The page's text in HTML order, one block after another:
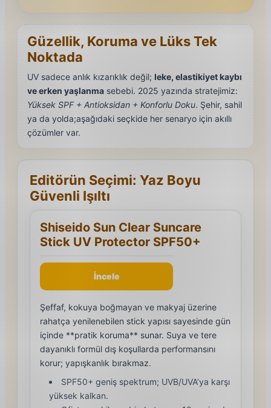
Güzellik, Koruma ve Lüks Tek
Noktada
UV sadece anlık kızarıklık değil; leke, elastikiyet kaybı
ve erken yaşlanma sebebi. 2025 yazında stratejimiz:
Yüksek SPF + Antioksidan + Konforlu Doku. Şehir, sahil
ya da yolda;aşağıdaki seçkide her senaryo için akıllı
çözümler var.
Editörün Seçimi: Yaz Boyu
Güvenli Işıltı
Shiseido Sun Clear Suncare
Stick UV Protector SPF50+
İncele
Şeffaf, kokuya boğmayan ve makyaj üzerine
rahatça yenilenebilen stick yapısı sayesinde gün
içinde **pratik koruma** sunar. Suya ve tere
dayanıklı formül dış koşullarda performansını
korur; yapışkanlık bırakmaz.
SPF50+ geniş spektrum; UVB/UVA’ya karşı
yüksek kalkan.